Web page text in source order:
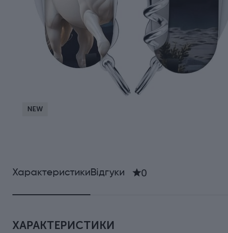
NEW
ХарактеристикиВідгуки 0
ХАРАКТЕРИСТИКИ